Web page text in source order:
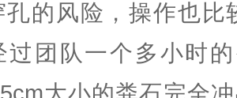
孔的风险，操作也
过团队一个多小时